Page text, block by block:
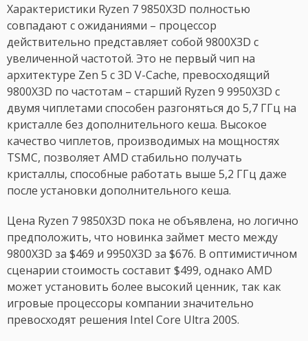
Характеристики Ryzen 7 9850X3D полностью
совпадают с ожиданиями – процессор
действительно представляет собой 9800X3D с
увеличенной частотой. Это не первый чип на
архитектуре Zen 5 с 3D V-Cache, превосходящий
9800X3D по частотам – старший Ryzen 9 9950X3D с
двумя чиплетами способен разгоняться до 5,7 ГГц на
кристалле без дополнительного кеша. Высокое
качество чиплетов, производимых на мощностях
TSMC, позволяет AMD стабильно получать
кристаллы, способные работать выше 5,2 ГГц даже
после установки дополнительного кеша.
Цена Ryzen 7 9850X3D пока не объявлена, но логично
предположить, что новинка займет место между
9800X3D за $469 и 9950X3D за $676. В оптимистичном
сценарии стоимость составит $499, однако AMD
может установить более высокий ценник, так как
игровые процессоры компании значительно
превосходят решения Intel Core Ultra 200S.